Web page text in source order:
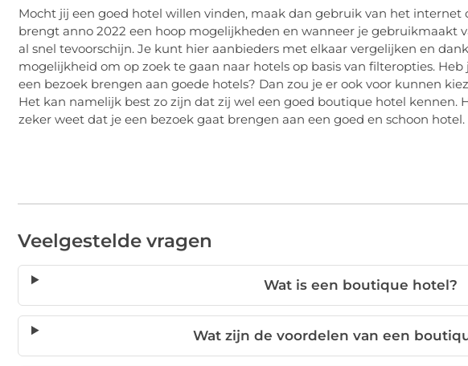
Mocht jij een goed hotel willen vinden, maak dan gebruik van het
brengt anno 2022 een hoop mogelijkheden en wanneer je gebruikmaakt
al snel tevoorschijn. Je kunt hier aanbieders met elkaar vergelijken en
mogelijkheid om op zoek te gaan naar hotels op basis van filteropties.
een bezoek brengen aan goede hotels? Dan zou je er ook voor kunnen
Het kan namelijk best zo zijn dat zij wel een goed boutique hotel kennen.
zeker weet dat je een bezoek gaat brengen aan een goed en schoon hotel.
Veelgestelde vragen
Wat is een boutique hotel?
Wat zijn de voordelen van een